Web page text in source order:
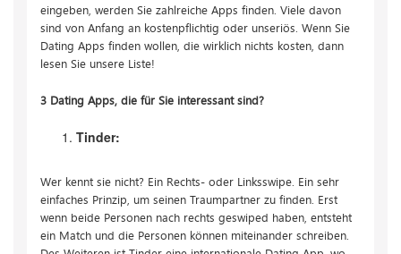
eingeben, werden Sie zahlreiche Apps finden. Viele davon
sind von Anfang an kostenpflichtig oder unseriös. Wenn Sie
Dating Apps finden wollen, die wirklich nichts kosten, dann
lesen Sie unsere Liste!
3 Dating Apps, die für Sie interessant sind?
Tinder:
Wer kennt sie nicht? Ein Rechts- oder Linksswipe. Ein sehr
einfaches Prinzip, um seinen Traumpartner zu finden. Erst
wenn beide Personen nach rechts geswiped haben, entsteht
ein Match und die Personen können miteinander schreiben.